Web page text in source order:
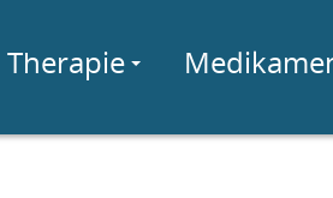
Therapie